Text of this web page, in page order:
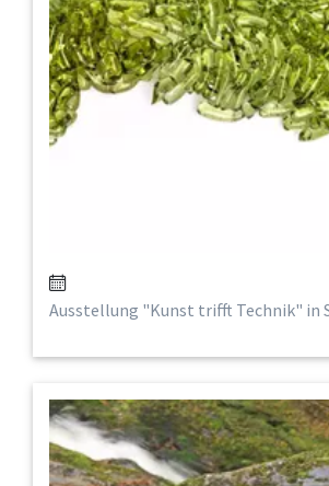
Ausstellung "Kunst trifft Technik" in